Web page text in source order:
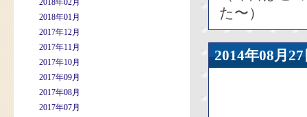
2018年02月
2018年01月
2017年12月
2017年11月
2017年10月
2017年09月
2017年08月
2017年07月
た〜）
2014年08